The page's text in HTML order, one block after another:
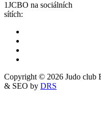
1JCBO na sociálních
sítích:
Copyright © 2026 Judo club
& SEO by DRS